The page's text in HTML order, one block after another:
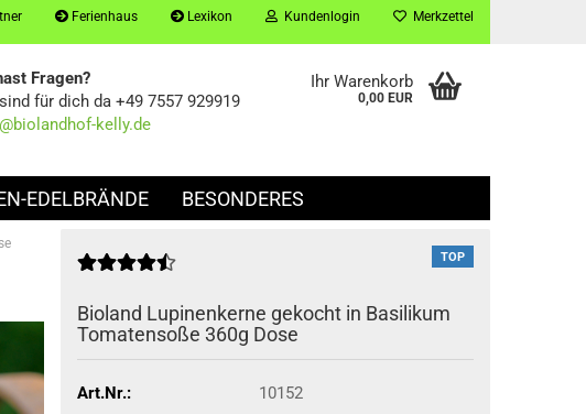
Ferienhaus Lexikon Kundenlogin Merkzettel
Fragen?
für dich da +49 7557 929919
kelly.de
Ihr Warenkorb
0,00 EUR
EDELBRÄNDE BESONDERES
TOP
Bioland Lupinenkerne gekocht in Basilikum
Tomatensoße 360g Dose
Art.Nr.: 10152